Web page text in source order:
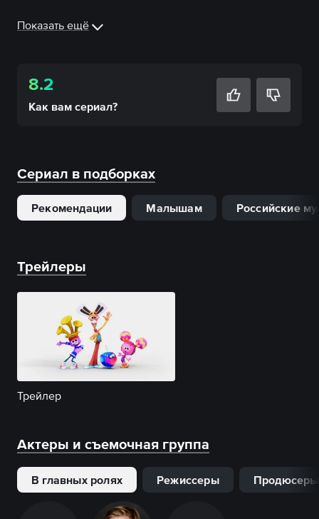
Показать ещё
8.2
Как вам сериал?
Сериал в подборках
Рекомендации Малышам Российские
Трейлеры
Трейлер
Актеры и съемочная группа
В главных ролях Режиссеры Продюсеры